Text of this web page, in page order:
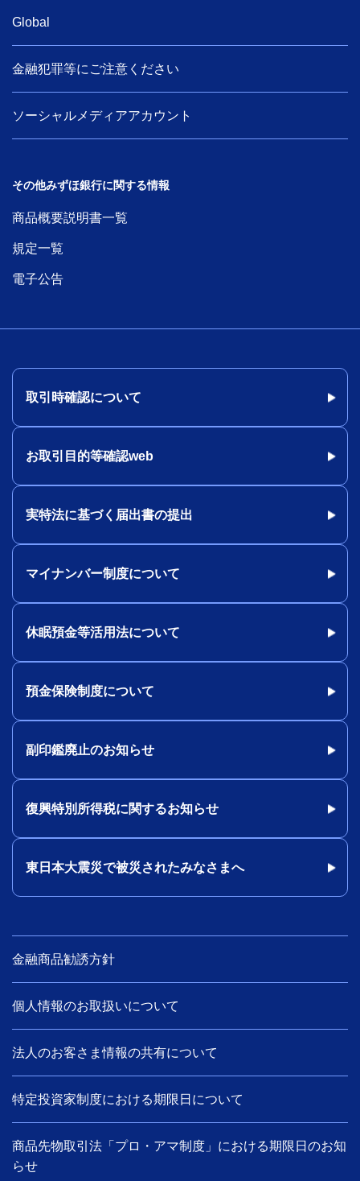
Global
金融犯罪等にご注意ください
ソーシャルメディアアカウント
その他みずほ銀行に関する情報
商品概要説明書一覧
規定一覧
電子公告
取引時確認について
お取引目的等確認web
実特法に基づく届出書の提出
マイナンバー制度について
休眠預金等活用法について
預金保険制度について
副印鑑廃止のお知らせ
復興特別所得税に関するお知らせ
東日本大震災で被災されたみなさまへ
金融商品勧誘方針
個人情報のお取扱いについて
法人のお客さま情報の共有について
特定投資家制度における期限日について
商品先物取引法「プロ・アマ制度」における期限日のお知
らせ